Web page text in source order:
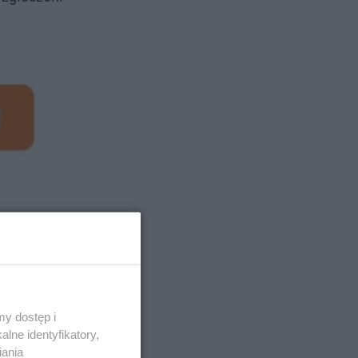
dostęp i
identyfikatory,